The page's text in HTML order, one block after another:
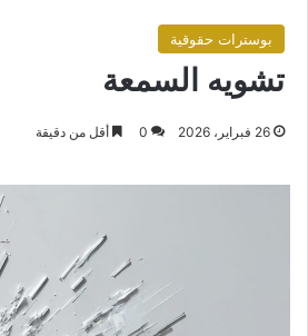
بوسترات حقوقية
تشويه السمعة
26 فبراير، 2026 0 أقل من دقيقة